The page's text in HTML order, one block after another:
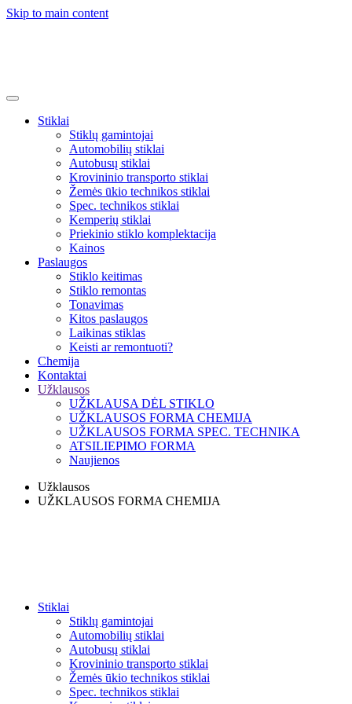
Skip to main content
Stiklai
Stiklų gamintojai
Automobilių stiklai
Autobusų stiklai
Krovininio transporto stiklai
Žemės ūkio technikos stiklai
Spec. techn​ikos stiklai
Kemperių stiklai
Priekinio stiklo komplektacija
Kainos
Paslaugos
Stiklo keitimas
Stiklo remontas
Tonavimas
Kitos paslaugos
Laikinas stiklas
Keisti ar remontuoti?
Chemija
Kontaktai
Užklausos
UŽKLAUSA DĖL STIKLO
UŽKLAUSOS FORMA CHEMIJA
UŽKLAUSOS FORMA SPEC. TECHNIKA
ATSILIEPIMO FORMA
Naujienos
Užklausos
UŽKLAUSOS FORMA CHEMIJA
Stiklai
Stiklų gamintojai
Automobilių stiklai
Autobusų stiklai
Krovininio transporto stiklai
Žemės ūkio technikos stiklai
Spec. techn​ikos stiklai